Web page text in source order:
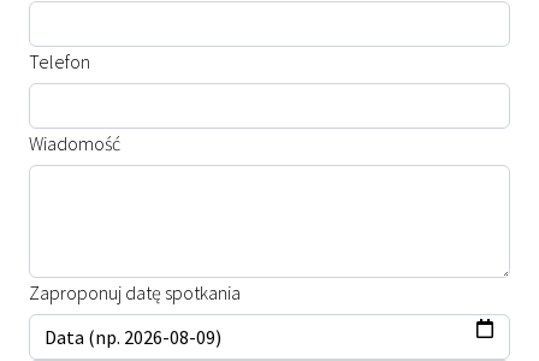
Telefon
Wiadomość
Zaproponuj datę spotkania